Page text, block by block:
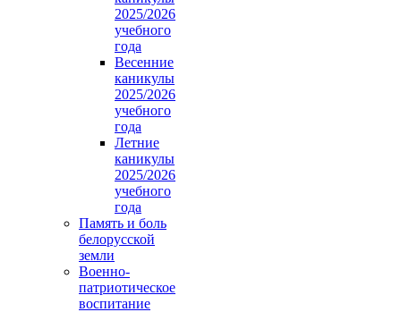
2025/2026
учебного
года
Весенние
каникулы
2025/2026
учебного
года
Летние
каникулы
2025/2026
учебного
года
Память и боль
белорусской
земли
Военно-
патриотическое
воспитание